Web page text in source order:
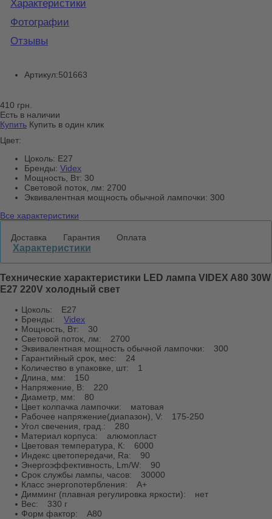
Характеристики
Фотографии
Отзывы
Артикул:501663
410 грн.
Есть в наличии
Купить Купить в один клик
Цвет:
Цоколь: E27
Бренды: Videx
Мощность, Вт: 30
Световой поток, лм: 2700
Эквивалентная мощность обычной лампочки: 300
Все характеристики
Доставка Гарантия Оплата
Характеристики
Технические характеристики LED лампа VIDEX A80 30W
E27 220V холодный свет
Цоколь:
E27
Бренды:
Videx
Мощность, Вт:
30
Световой поток, лм:
2700
Эквивалентная мощность обычной лампочки:
300
Гарантийный срок, мес:
24
Количество в упаковке, шт:
1
Длина, мм:
150
Напряжение, В:
220
Диаметр, мм:
80
Цвет колпачка лампочки:
матовая
Рабочее напряжение(диапазон), V:
175-250
Угол свечения, град.:
280
Материал корпуса:
алюмопласт
Цветовая температура, К:
6000
Индекс цветопередачи, Ra:
90
Энергоэффективность, Lm/W:
90
Срок службы лампы, часов:
30000
Класс энергопотербления:
A+
Димминг (плавная регулировка яркости):
нет
Вес:
330 г
Форм фактор:
A80